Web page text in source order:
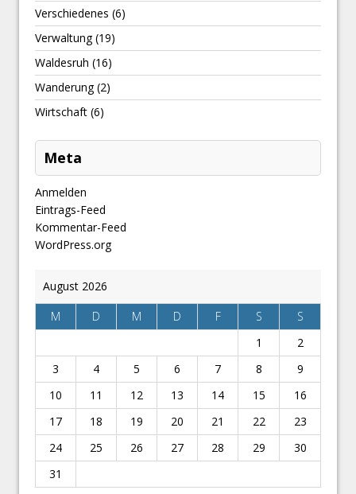
Verschiedenes (6)
Verwaltung(19)
Waldesruh (16)
Wanderung(2)
Wirtschaft (6)
Meta
Anmelden
Eintrags-Feed
Kommentar-Feed
WordPress.org
August 2026
M
D M D F S
S
1
2
3
4 5 6 7 8
9
10
11 12 13 14 15
16
17
18 19 20 21 22
23
24
25 26 27 28 29
30
31